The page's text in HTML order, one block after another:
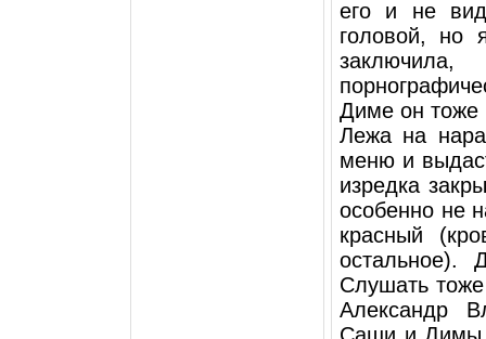
его и не
головой, но
Диме он тоже
Лежа на
меню и
изредка
особенно не
красный
остальное).
Слушать тоже
Александр
Саши и Димы